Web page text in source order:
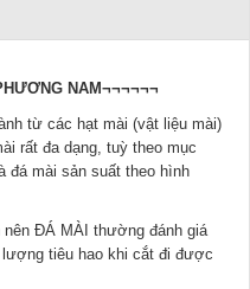
NAM¬¬¬¬¬¬
từ các hạt mài (vật liệu mài)
rất đa dạng, tuỳ theo mục
đá mài sản suất theo hình
ĐÁ MÀI thường đánh giá
tiêu hao khi cắt đi được